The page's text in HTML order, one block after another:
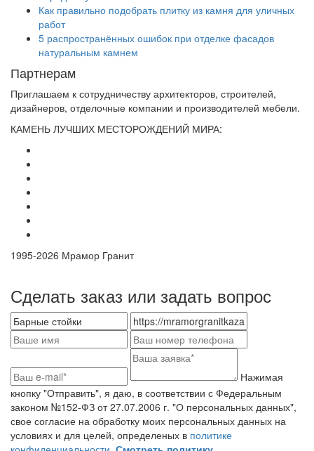
Как правильно подобрать плитку из камня для уличных
работ
5 распространённых ошибок при отделке фасадов
натуральным камнем
Партнерам
Приглашаем к сотрудничеству архитекторов, строителей,
дизайнеров, отделочные компании и производителей мебели.
КАМЕНЬ ЛУЧШИХ МЕСТОРОЖДЕНИЙ МИРА:
1995-2026 Мрамор Гранит
Сделать заказ или задать вопрос
кнопку "Отправить", я даю, в соответствии с Федеральным
законом №152-ФЗ от 27.07.2006 г. "О персональных данных",
свое согласие на обработку моих персональных данных на
условиях и для целей, определеных в политике